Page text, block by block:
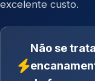
excelente custo.
Não se